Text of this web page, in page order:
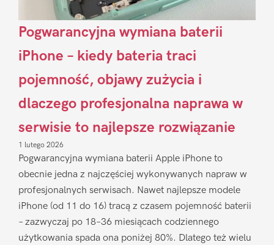
Pogwarancyjna wymiana baterii
iPhone – kiedy bateria traci
pojemność, objawy zużycia i
dlaczego profesjonalna naprawa w
serwisie to najlepsze rozwiązanie
1 lutego 2026
Pogwarancyjna wymiana baterii Apple iPhone to
obecnie jedna z najczęściej wykonywanych napraw w
profesjonalnych serwisach. Nawet najlepsze modele
iPhone (od 11 do 16) tracą z czasem pojemność baterii
– zazwyczaj po 18–36 miesiącach codziennego
użytkowania spada ona poniżej 80%. Dlatego też wielu